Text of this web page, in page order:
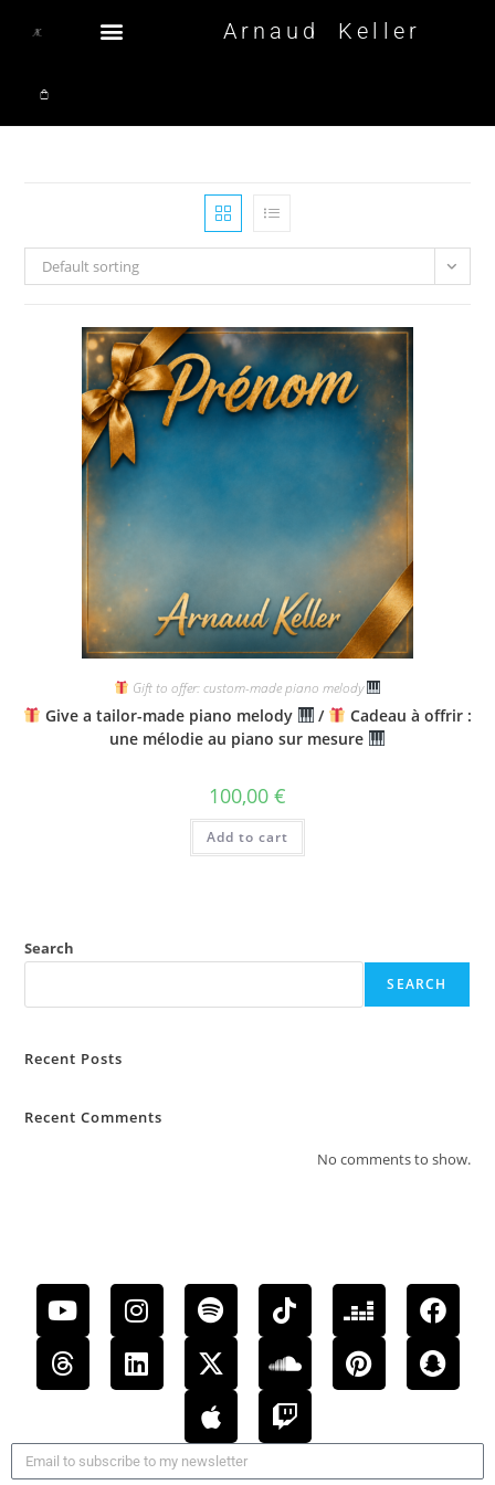
Arnaud Keller
Default sorting
Gift to offer: custom-made piano melody
Give a tailor-made piano melody /
Cadeau à offrir :
une mélodie au piano sur mesure
100,00 €
Add to cart
Search
SEARCH
Recent Posts
Recent Comments
No comments to show.